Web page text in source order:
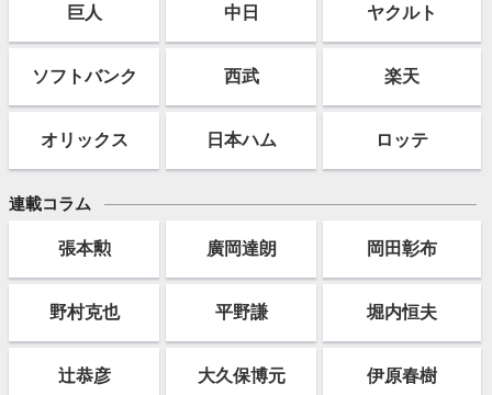
巨人 中日 ヤクルト
ソフトバンク 西武 楽天
オリックス 日本ハム ロッテ
連載コラム
張本勲 廣岡達朗 岡田彰布
野村克也 平野謙 堀内恒夫
辻恭彦 大久保博元 伊原春樹